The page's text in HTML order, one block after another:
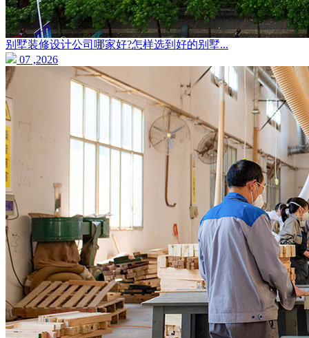
别墅装修设计公司哪家好?怎样选到好的别墅...
07 ,2026